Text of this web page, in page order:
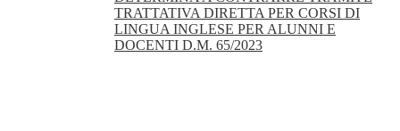
TRATTATIVA DIRETTA PER CORSI DI
LINGUA INGLESE PER ALUNNI E
DOCENTI D.M. 65/2023